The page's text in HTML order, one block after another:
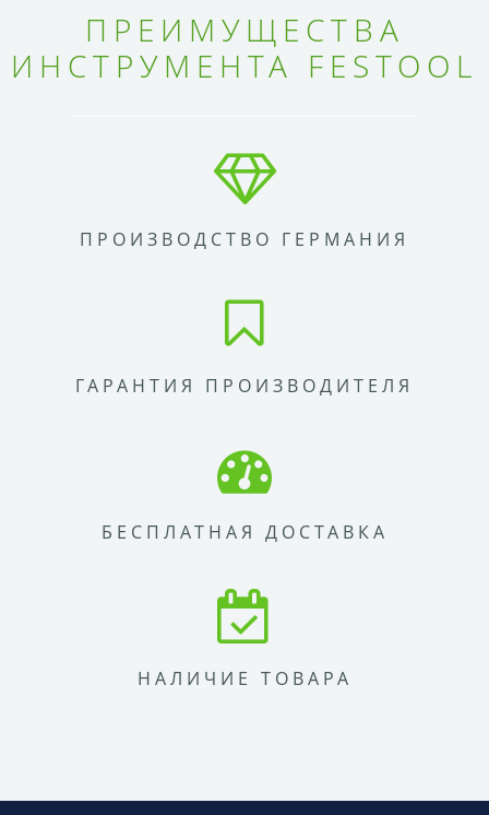
ПРЕИМУЩЕСТВА
ИНСТРУМЕНТА FESTOOL
ПРОИЗВОДСТВО ГЕРМАНИЯ
ГАРАНТИЯ ПРОИЗВОДИТЕЛЯ
БЕСПЛАТНАЯ ДОСТАВКА
НАЛИЧИЕ ТОВАРА